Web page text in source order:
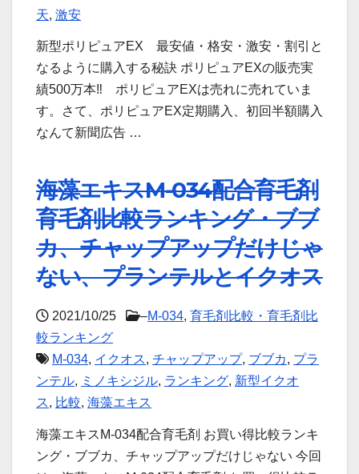
天, 激安
新型ポリピュアEX 最安値・格安・激安・割引と
なるように購入する秘訣 ポリピュアEXの販売実
績500万本‼ ポリピュアEXは売れに売れていま
す。さて、ポリピュアEX定期購入、初回半額購入
なんて新聞広告 …
海藻エキスM-034配合育毛剤
育毛剤比較ランキング・ブブ
カ、チャップアップだけじゃ
ない、プランテルとイクオス
2021/10/25 –M-034, 育毛剤比較・育毛剤比
較ランキング
M-034, イクオス, チャップアップ, ブブカ, プラ
ンテル, ミノキシジル, ランキング, 新型イクオ
ス, 比較, 海藻エキス
海藻エキスM-034配合育毛剤 お買い得比較ランキ
ング・ブブカ、チャップアップだけじゃない 今回